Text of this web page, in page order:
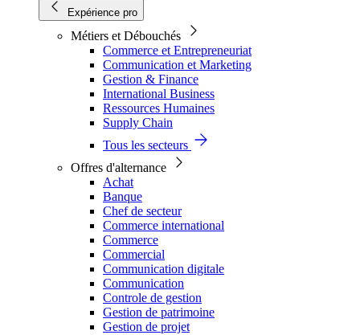
Expérience pro
Métiers et Débouchés
Commerce et Entrepreneuriat
Communication et Marketing
Gestion & Finance
International Business
Ressources Humaines
Supply Chain
Tous les secteurs
Offres d'alternance
Achat
Banque
Chef de secteur
Commerce international
Commerce
Commercial
Communication digitale
Communication
Controle de gestion
Gestion de patrimoine
Gestion de projet